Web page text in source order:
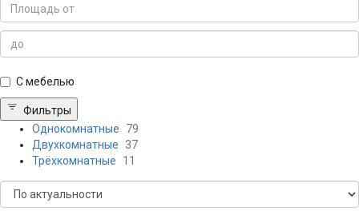
С мебелью
Фильтры
Однокомнатные
79
Двухкомнатные
37
Трёхкомнатные
11